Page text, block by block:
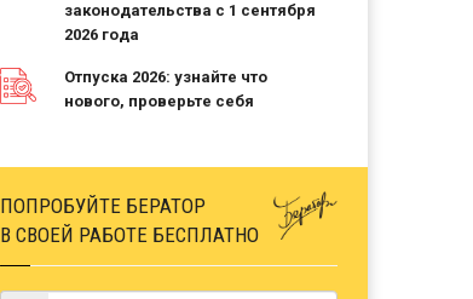
законодательства с 1 сентября
2026 года
Отпуска 2026: узнайте что
нового, проверьте себя
ПОПРОБУЙТЕ БЕРАТОР
В СВОЕЙ РАБОТЕ БЕСПЛАТНО